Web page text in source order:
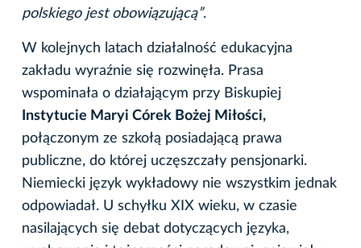
polskiego jest obowiązującą”.
W kolejnych latach działalność edukacyjna
zakładu wyraźnie się rozwinęła. Prasa
wspominała o działającym przy Biskupiej
Instytucie Maryi Córek Bożej Miłości,
połączonym ze szkołą posiadającą prawa
publiczne, do której uczęszczały pensjonarki.
Niemiecki język wykładowy nie wszystkim jednak
odpowiadał. U schyłku XIX wieku, w czasie
nasilających się debat dotyczących języka,